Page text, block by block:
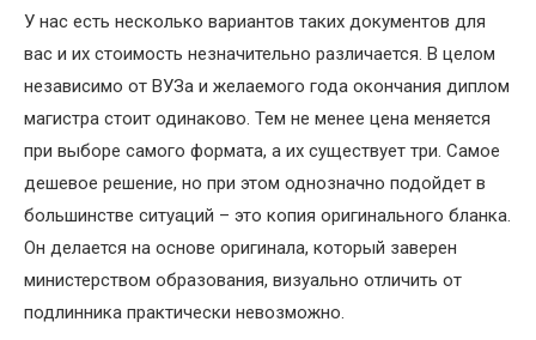
У нас есть несколько вариантов таких документов для
вас и их стоимость незначительно различается. В целом
независимо от ВУЗа и желаемого года окончания диплом
магистра стоит одинаково. Тем не менее цена меняется
при выборе самого формата, а их существует три. Самое
дешевое решение, но при этом однозначно подойдет в
большинстве ситуаций – это копия оригинального бланка.
Он делается на основе оригинала, который заверен
министерством образования, визуально отличить от
подлинника практически невозможно.